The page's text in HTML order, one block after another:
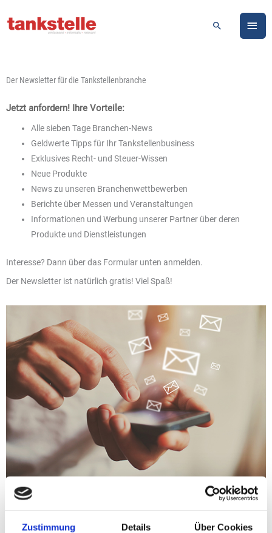
Zustimmung Details Über Cookies
Inhalt
Suchen
Der Newsletter für die Tankstellenbranche
Jetzt anfordern! Ihre Vorteile:
Alle sieben Tage Branchen-News
Geldwerte Tipps für Ihr Tankstellenbusiness
Exklusives Recht- und Steuer-Wissen
Neue Produkte
News zu unseren Branchenwettbewerben
Berichte über Messen und Veranstaltungen
Informationen und Werbung unserer Partner über deren
Produkte und Dienstleistungen
Interesse? Dann über das Formular unten anmelden.
Der Newsletter ist natürlich gratis! Viel Spaß!
Foto: Song_about_summer/AdobeStock